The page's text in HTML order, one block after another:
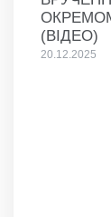
(ВІДЕО)
20.12.2025